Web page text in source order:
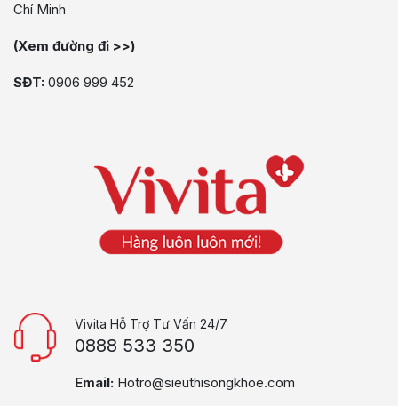
Chí Minh
(Xem đường đi >>)
SĐT: 0906 999 452
Vivita Hỗ Trợ Tư Vấn 24/7
0888 533 350
Email: Hotro@sieuthisongkhoe.com